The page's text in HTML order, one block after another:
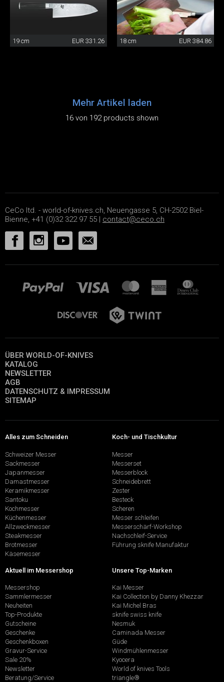
19 cm EUR 331.26 18 cm EUR 384.86
Mehr Artikel laden
16 von 192 products shown
CeCo ltd. - world-of-knives.ch, Neuengasse 5, CH-2502 Biel-
Bienne, +41 (0)32 322 97 55 | contact@ceco.ch
ÜBER WORLD-OF-KNIVES
KATALOG
NEWSLETTER
AGB
DATENSCHUTZ & IMPRESSUM
SITEMAP
Alles zum Schneiden
Schweizer Messer
Sackmesser
Japanmesser
Damastmesser
Keramikmesser
Santoku
Kochmesser
Küchenmesser
Allzweckmesser
Steakmesser
Brotmesser
Käsemesser
Koch- und Tischkultur
Messer
Messerset
Messerblock
Schneidebrett
Zester
Besteck
Scheren
Messer schleifen
Messerschärf-Workshop
Nachschleif-Service
Führung sknife Manufaktur
Aktuell im Messershop
Messershop
Sammlermesser
Neuheiten
Top-Produkte
Gutscheine
Geschenke
Geschenkboxen
Gravur-Service
Sale 20%
Newsletter
Beratung/Service
Unsere Top-Marken
Kai Messer
Kai Collection by Danny Khezzar
Kai Michel Bras
sknife swiss knife
Nesmuk
Caminada Messer
Güde
Windmühlenmesser
Kyocera
World of knives Tools
triangle®